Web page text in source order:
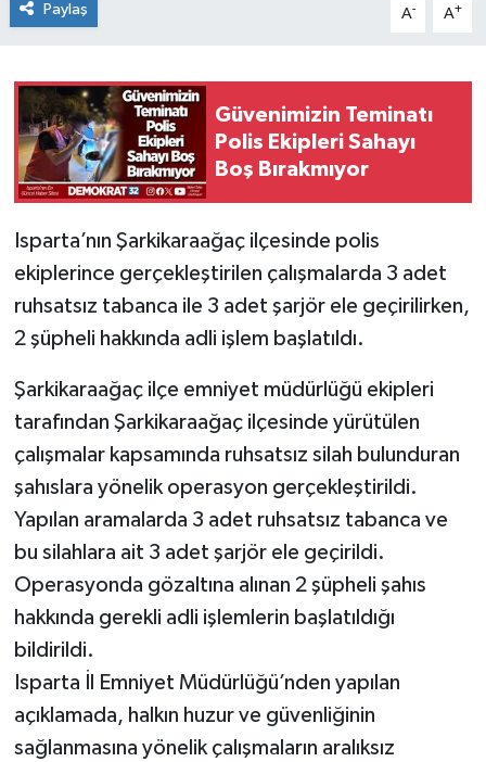
Paylaş A- A+
Güvenimizin Teminatı
Polis Ekipleri Sahayı
Boş Bırakmıyor
Isparta’nın Şarkikaraağaç ilçesinde polis
ekiplerince gerçekleştirilen çalışmalarda 3 adet
ruhsatsız tabanca ile 3 adet şarjör ele geçirilirken,
2 şüpheli hakkında adli işlem başlatıldı.
Şarkikaraağaç ilçe emniyet müdürlüğü ekipleri
tarafından Şarkikaraağaç ilçesinde yürütülen
çalışmalar kapsamında ruhsatsız silah bulunduran
şahıslara yönelik operasyon gerçekleştirildi.
Yapılan aramalarda 3 adet ruhsatsız tabanca ve
bu silahlara ait 3 adet şarjör ele geçirildi.
Operasyonda gözaltına alınan 2 şüpheli şahıs
hakkında gerekli adli işlemlerin başlatıldığı
bildirildi.
Isparta İl Emniyet Müdürlüğü’nden yapılan
açıklamada, halkın huzur ve güvenliğinin
sağlanmasına yönelik çalışmaların aralıksız